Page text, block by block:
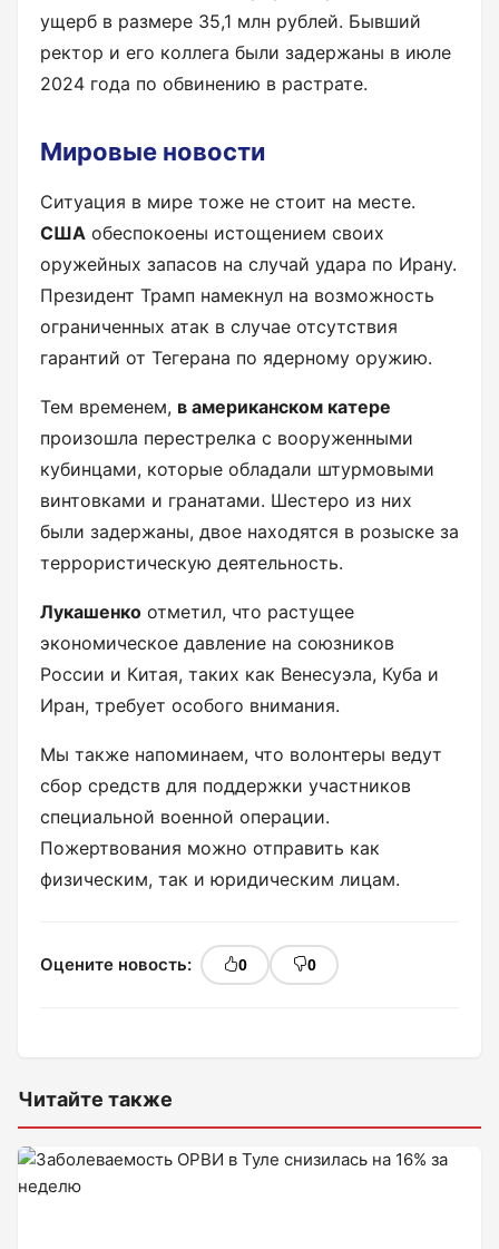
ущерб в размере 35,1 млн рублей. Бывший
ректор и его коллега были задержаны в июле
2024 года по обвинению в растрате.
Мировые новости
Ситуация в мире тоже не стоит на месте.
США обеспокоены истощением своих
оружейных запасов на случай удара по Ирану.
Президент Трамп намекнул на возможность
ограниченных атак в случае отсутствия
гарантий от Тегерана по ядерному оружию.
Тем временем, в американском катере
произошла перестрелка с вооруженными
кубинцами, которые обладали штурмовыми
винтовками и гранатами. Шестеро из них
были задержаны, двое находятся в розыске за
террористическую деятельность.
Лукашенко отметил, что растущее
экономическое давление на союзников
России и Китая, таких как Венесуэла, Куба и
Иран, требует особого внимания.
Мы также напоминаем, что волонтеры ведут
сбор средств для поддержки участников
специальной военной операции.
Пожертвования можно отправить как
физическим, так и юридическим лицам.
Оцените новость: 0 0
Читайте также